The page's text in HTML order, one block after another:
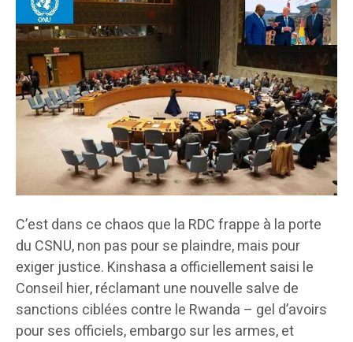
C’est dans ce chaos que la RDC frappe à la porte
du CSNU, non pas pour se plaindre, mais pour
exiger justice. Kinshasa a officiellement saisi le
Conseil hier, réclamant une nouvelle salve de
sanctions ciblées contre le Rwanda – gel d’avoirs
pour ses officiels, embargo sur les armes, et